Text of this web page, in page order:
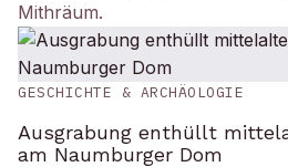
Mithräum.
GESCHICHTE & ARCHÄOLOGIE
Ausgrabung enthüllt
am Naumburger Dom